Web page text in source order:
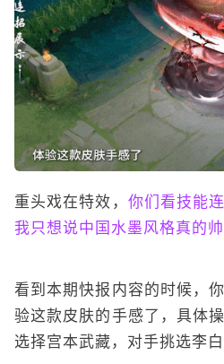
重头戏在特效， 你们看技能
我只想说中国水墨风格真的
看到本期快报内容的时候，
验这款皮肤的手感了，具体
选择宫本武藏，对手挑选李